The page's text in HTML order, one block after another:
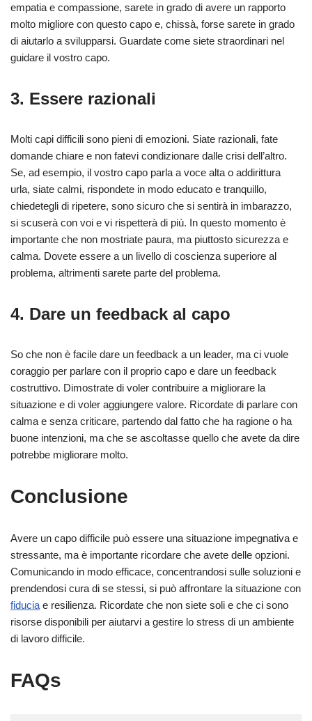
empatia e compassione, sarete in grado di avere un rapporto
molto migliore con questo capo e, chissà, forse sarete in grado
di aiutarlo a svilupparsi. Guardate come siete straordinari nel
guidare il vostro capo.
3. Essere razionali
Molti capi difficili sono pieni di emozioni. Siate razionali, fate
domande chiare e non fatevi condizionare dalle crisi dell’altro.
Se, ad esempio, il vostro capo parla a voce alta o addirittura
urla, siate calmi, rispondete in modo educato e tranquillo,
chiedetegli di ripetere, sono sicuro che si sentirà in imbarazzo,
si scuserà con voi e vi rispetterà di più. In questo momento è
importante che non mostriate paura, ma piuttosto sicurezza e
calma. Dovete essere a un livello di coscienza superiore al
problema, altrimenti sarete parte del problema.
4. Dare un feedback al capo
So che non è facile dare un feedback a un leader, ma ci vuole
coraggio per parlare con il proprio capo e dare un feedback
costruttivo. Dimostrate di voler contribuire a migliorare la
situazione e di voler aggiungere valore. Ricordate di parlare con
calma e senza criticare, partendo dal fatto che ha ragione o ha
buone intenzioni, ma che se ascoltasse quello che avete da dire
potrebbe migliorare molto.
Conclusione
Avere un capo difficile può essere una situazione impegnativa e
stressante, ma è importante ricordare che avete delle opzioni.
Comunicando in modo efficace, concentrandosi sulle soluzioni e
prendendosi cura di se stessi, si può affrontare la situazione con
fiducia e resilienza. Ricordate che non siete soli e che ci sono
risorse disponibili per aiutarvi a gestire lo stress di un ambiente
di lavoro difficile.
FAQs